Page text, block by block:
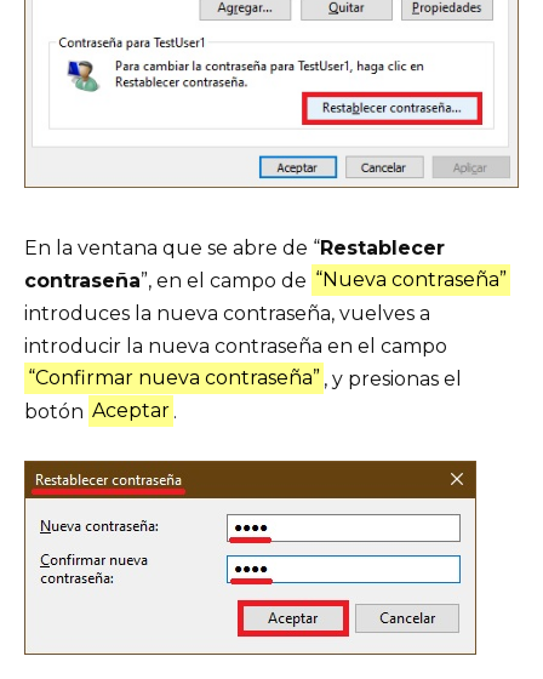
En la ventana que se abre de “Restablecer
contraseña”, en el campo de “Nueva contraseña”
introduces la nueva contraseña, vuelves a
introducir la nueva contraseña en el campo
“Confirmar nueva contraseña” , y presionas el
botón Aceptar .